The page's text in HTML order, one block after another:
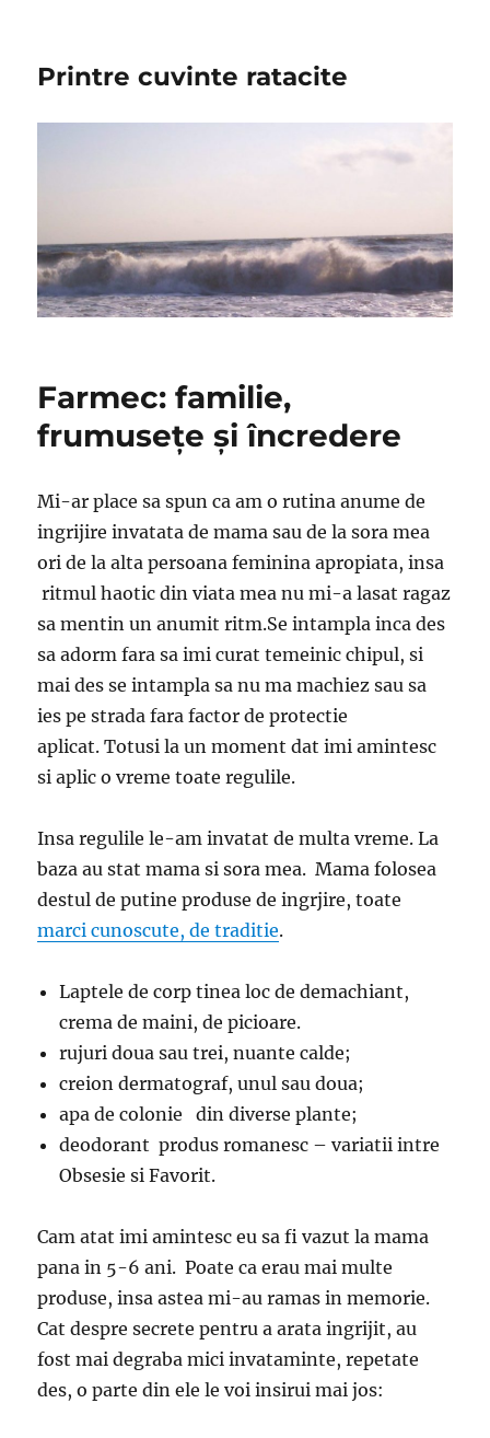
Printre cuvinte ratacite
Farmec: familie,
frumusețe și încredere
Mi-ar place sa spun ca am o rutina anume de
ingrijire invatata de mama sau de la sora mea
ori de la alta persoana feminina apropiata, insa
ritmul haotic din viata mea nu mi-a lasat ragaz
sa mentin un anumit ritm.Se intampla inca des
sa adorm fara sa imi curat temeinic chipul, si
mai des se intampla sa nu ma machiez sau sa
ies pe strada fara factor de protectie
aplicat. Totusi la un moment dat imi amintesc
si aplic o vreme toate regulile.
Insa regulile le-am invatat de multa vreme. La
baza au stat mama si sora mea. Mama folosea
destul de putine produse de ingrjire, toate
marci cunoscute, de traditie.
Laptele de corp tinea loc de demachiant,
crema de maini, de picioare.
rujuri doua sau trei, nuante calde;
creion dermatograf, unul sau doua;
apa de colonie din diverse plante;
deodorant produs romanesc – variatii intre
Obsesie si Favorit.
Cam atat imi amintesc eu sa fi vazut la mama
pana in 5-6 ani. Poate ca erau mai multe
produse, insa astea mi-au ramas in memorie.
Cat despre secrete pentru a arata ingrijit, au
fost mai degraba mici invataminte, repetate
des, o parte din ele le voi insirui mai jos: